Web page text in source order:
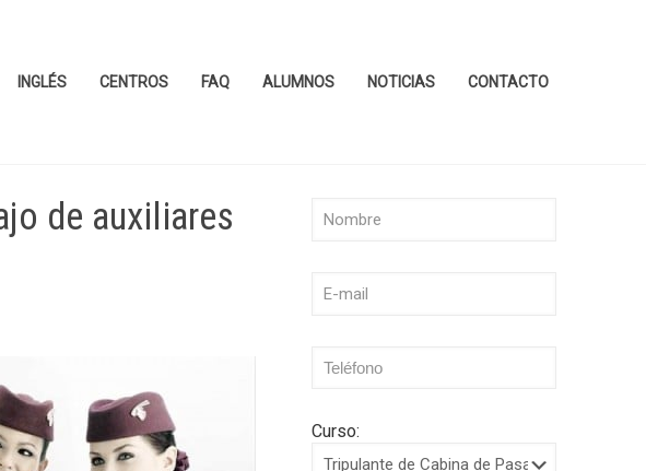
INGLÉS CENTROS FAQ ALUMNOS NOTICIAS CONTACTO
de auxiliares
Curso: